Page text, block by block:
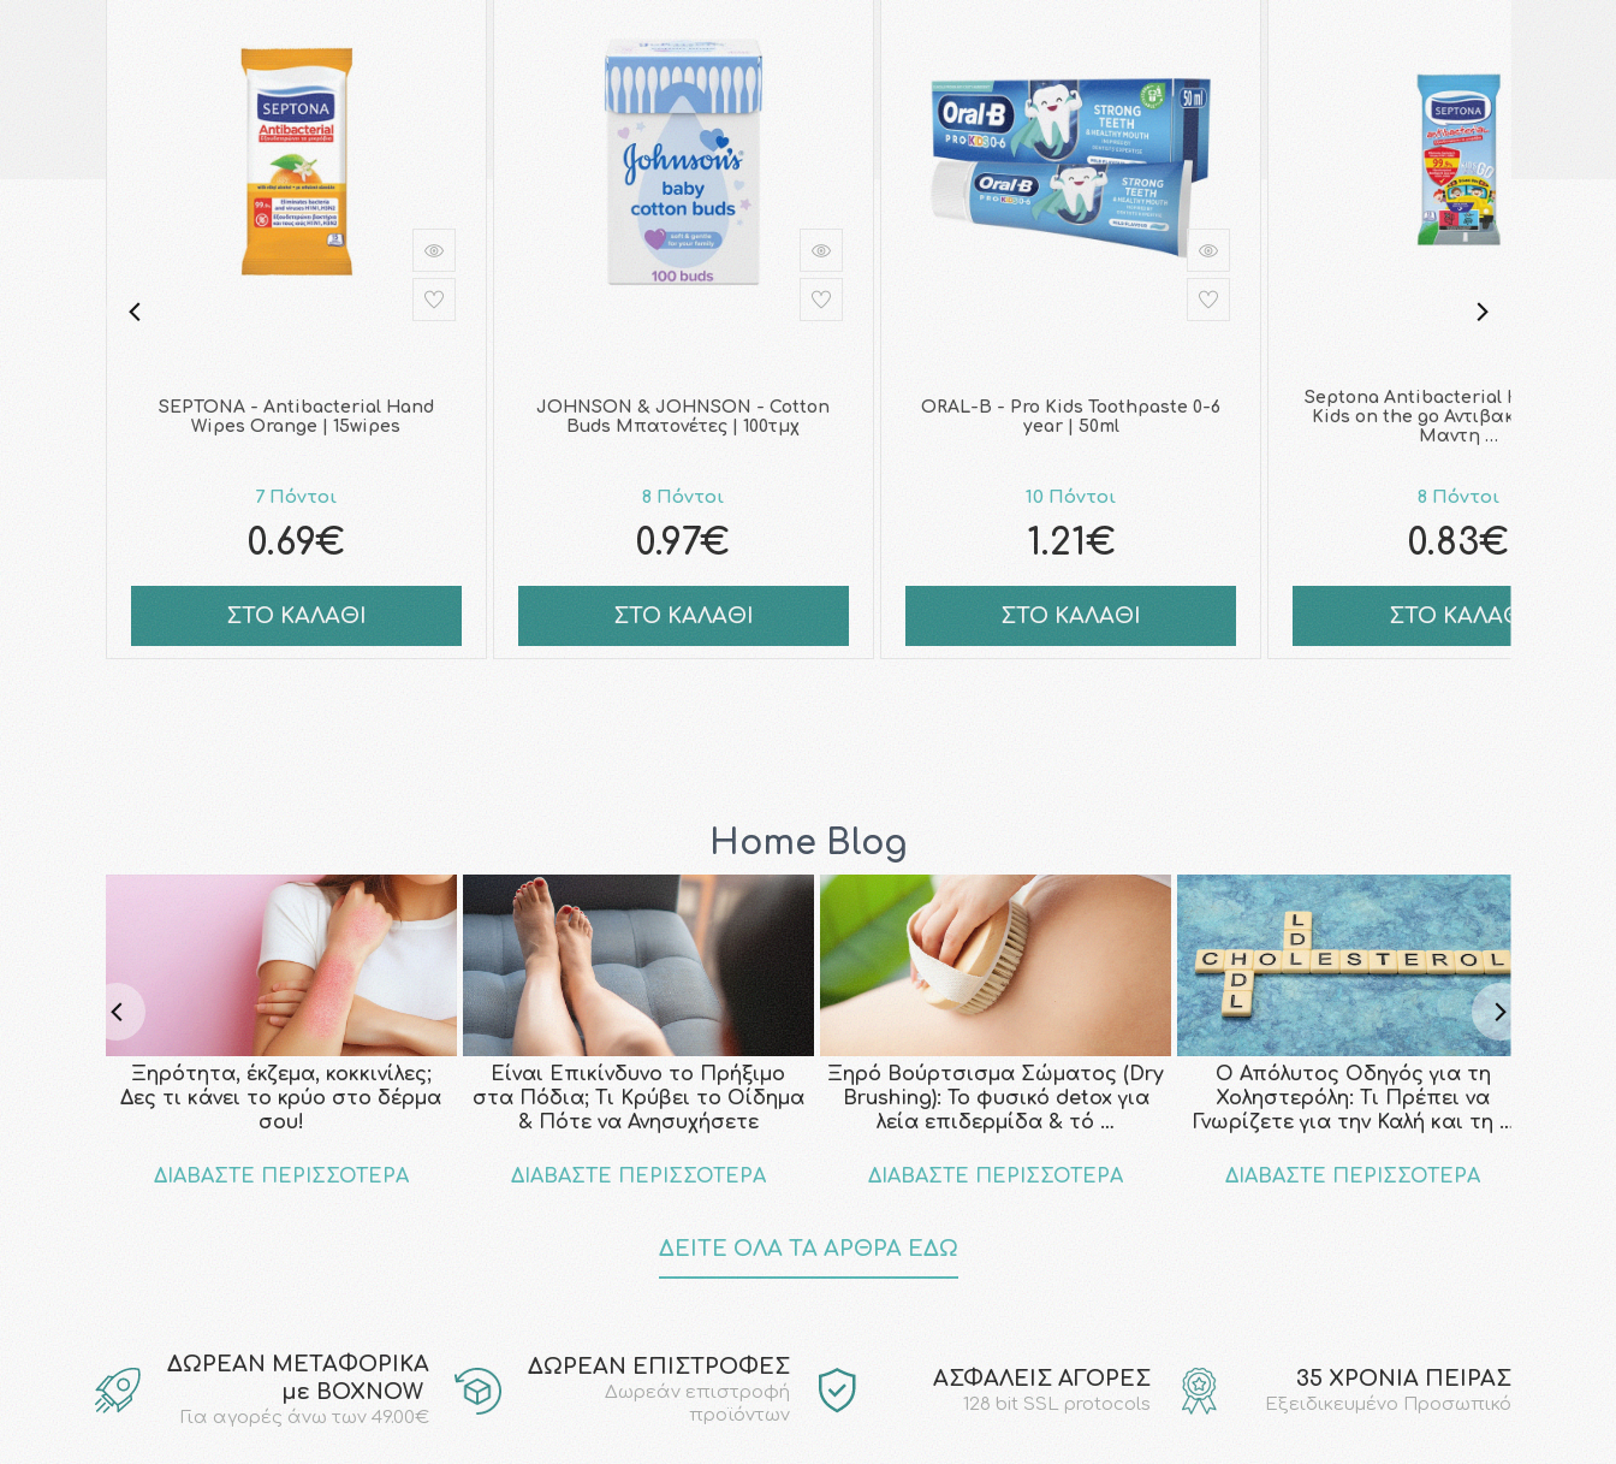
SEPTONA - Antibacterial Hand
Wipes Orange | 15wipes
7 Πόντοι
0.69€
ΣΤΟ ΚΑΛΑΘΙ
JOHNSON & JOHNSON - Cotton
Buds Μπατονέτες | 100τμχ
8 Πόντοι
0.97€
ΣΤΟ ΚΑΛΑΘΙ
ORAL-B - Pro Kids Toothpaste 0-6
year | 50ml
10 Πόντοι
1.21€
ΣΤΟ ΚΑΛΑΘΙ
Septona Antibacterial Hand Wipes
Kids on the go Αντιβακτηριδιακά
Μαντη …
8 Πόντοι
0.83€
ΣΤΟ ΚΑΛΑΘΙ
Home Blog
Ξηρότητα, έκζεμα, κοκκινίλες;
Δες τι κάνει το κρύο στο δέρμα
σου!
ΔΙΑΒΑΣΤΕ ΠΕΡΙΣΣΟΤΕΡΑ
Είναι Επικίνδυνο το Πρήξιμο
στα Πόδια; Τι Κρύβει το Οίδημα
& Πότε να Ανησυχήσετε
ΔΙΑΒΑΣΤΕ ΠΕΡΙΣΣΟΤΕΡΑ
Ξηρό Βούρτσισμα Σώματος (Dry
Brushing): Το φυσικό detox για
λεία επιδερμίδα & τό …
ΔΙΑΒΑΣΤΕ ΠΕΡΙΣΣΟΤΕΡΑ
Ο Απόλυτος Οδηγός για τη
Χοληστερόλη: Τι Πρέπει να
Γνωρίζετε για την Καλή και τη …
ΔΙΑΒΑΣΤΕ ΠΕΡΙΣΣΟΤΕΡΑ
ΔΕΙΤΕ ΟΛΑ ΤΑ ΑΡΘΡΑ ΕΔΩ
ΔΩΡΕΑΝ ΜΕΤΑΦΟΡΙΚΑ
με ΒΟΧΝΟW
Για αγορές άνω των 49.00€
ΔΩΡΕΑΝ ΕΠΙΣΤΡΟΦΕΣ
Δωρεάν επιστροφή
προϊόντων
AΣΦΑΛΕΙΣ ΑΓΟΡΕΣ
128 bit SSL protocols
35 ΧΡΟΝΙΑ ΠΕΙΡΑΣ
Εξειδικευμένο Προσωπικό